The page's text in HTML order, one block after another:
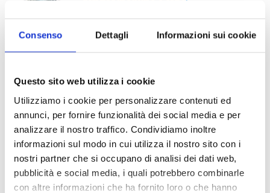
Consenso Dettagli Informazioni sui cookie
Questo sito web utilizza i cookie
Utilizziamo i cookie per personalizzare contenuti ed
annunci, per fornire funzionalità dei social media e per
analizzare il nostro traffico. Condividiamo inoltre
informazioni sul modo in cui utilizza il nostro sito con i
nostri partner che si occupano di analisi dei dati web,
pubblicità e social media, i quali potrebbero combinarle
con altre informazioni che ha fornito loro o che hanno
IL MENSILE ASSINEWS LUGLIO-